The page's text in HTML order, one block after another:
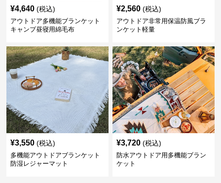
¥4,640 (税込)
アウトドア多機能ブランケット
キャンプ昼寝用綿毛布
¥2,560 (税込)
アウトドア非常用保温防風ブラ
ンケット軽量
¥3,550 (税込)
多機能アウトドアブランケット
防湿レジャーマット
¥3,720 (税込)
防水アウトドア用多機能ブラン
ケット